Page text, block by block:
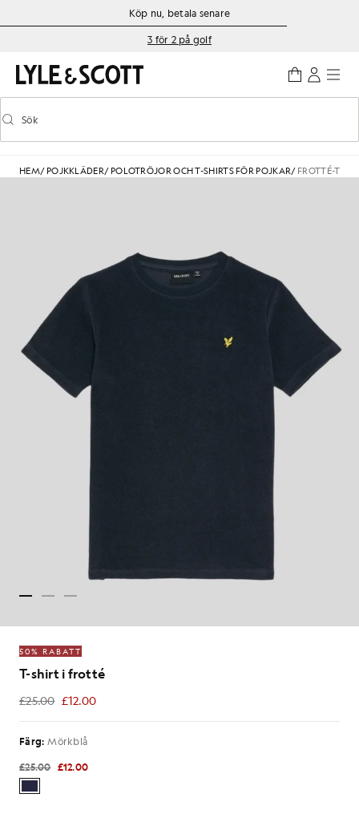
Gå direkt till huvudinnehållet
Information om tillgänglighetKöp nu, betala senare
3 för 2 på golf
Aktivera/inaktivera prediktiv sökning
Sök
HEM/ POJKKLÄDER/ POLOTRÖJOR OCH T-SHIRTS FÖR POJKAR/ FROTTÉ-T-
50% RABATT
T-shirt i frotté
£25.00 £12.00
£12.00
Färg: Mörkblå
£25.00 £12.00